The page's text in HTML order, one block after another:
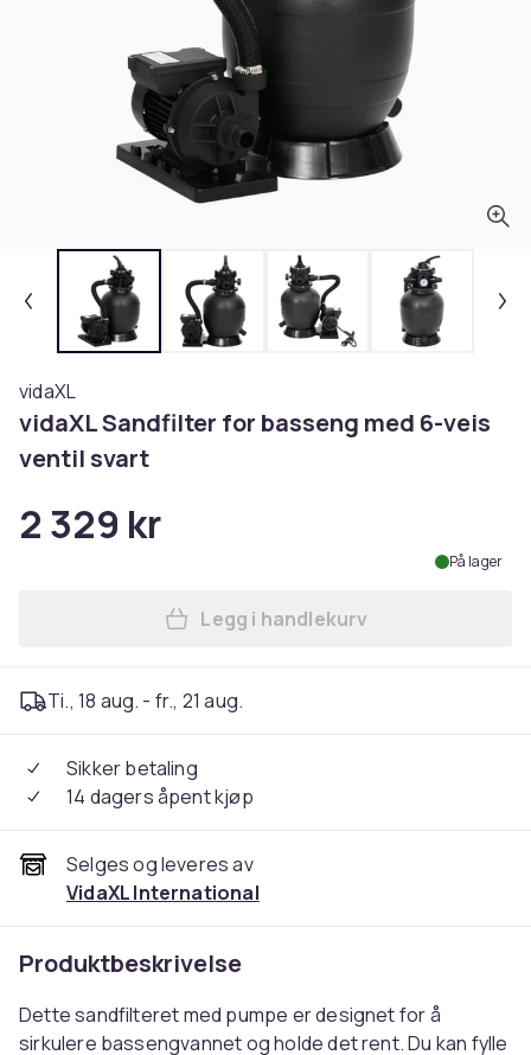
vidaXL
vidaXL Sandfilter for basseng med 6-veis
ventil svart
2 329 kr
På lager
Legg vidaXL Sandfilter for
Legg i handlekurv
Ti., 18 aug. - fr., 21 aug.
Sikker betaling
14 dagers åpent kjøp
Selges og leveres av
VidaXL International
Produktbeskrivelse
Dette sandfilteret med pumpe er designet for å
sirkulere bassengvannet og holde det rent. Du kan fylle